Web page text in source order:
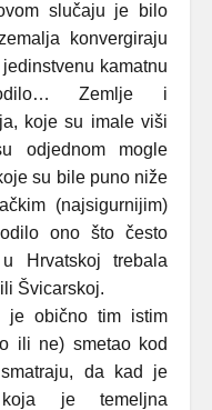
slučaju je bilo
konvergiraju
kamatnu
Zemlje i
koje su imale viši
odjednom mogle
su bile puno niže
(najsigurnijim)
ono što često
Hrvatskoj trebala
Švicarskoj.
je obično tim istim
ili ne) smetao kod
da kad je
je temeljna